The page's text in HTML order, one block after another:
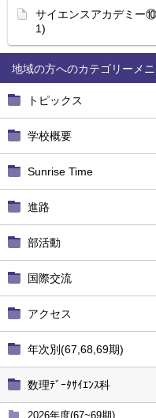
地域の方へ
トピックス
学校概要
Sunrise Time
進路
部活動
国際交流
アクセス
年次別(67,68,69期)
数理ﾃﾞｰﾀｻｲｴﾝｽ科
2026年度(67~69期)
サイエンスアカデミー
1)